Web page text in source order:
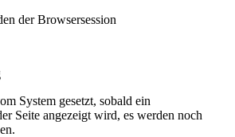
der Browsersession
System gesetzt, sobald ein
Seite angezeigt wird, es werden noch